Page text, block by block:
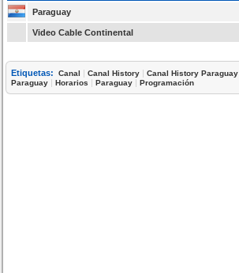
Paraguay
Video Cable Continental
Etiquetas: Canal |Canal History |Canal History Paraguay
Paraguay |Horarios |Paraguay |Programación